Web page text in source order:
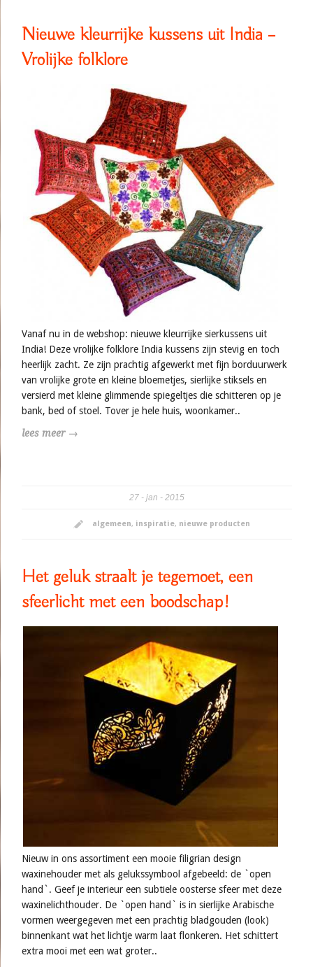
Nieuwe kleurrijke kussens uit India –
Vrolijke folklore
Vanaf nu in de webshop: nieuwe kleurrijke sierkussens uit
India! Deze vrolijke folklore India kussens zijn stevig en toch
heerlijk zacht. Ze zijn prachtig afgewerkt met fijn borduurwerk
van vrolijke grote en kleine bloemetjes, sierlijke stiksels en
versierd met kleine glimmende spiegeltjes die schitteren op je
bank, bed of stoel. Tover je hele huis, woonkamer..
lees meer →
27 jan 2015
algemeen, inspiratie, nieuwe producten
Het geluk straalt je tegemoet, een
sfeerlicht met een boodschap!
Nieuw in ons assortiment een mooie filigrian design
waxinehouder met als gelukssymbool afgebeeld: de `open
hand`. Geef je interieur een subtiele oosterse sfeer met deze
waxinelichthouder. De `open hand` is in sierlijke Arabische
vormen weergegeven met een prachtig bladgouden (look)
binnenkant wat het lichtje warm laat flonkeren. Het schittert
extra mooi met een wat groter..